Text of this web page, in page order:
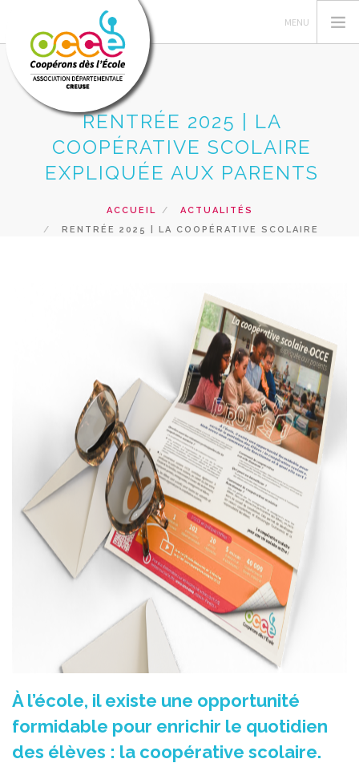
L'OCCE
GÉRER SA COOPÉRATIVE
RENTRÉE 2025 | LA
COOPÉRATIVE SCOLAIRE
EXPLIQUÉE AUX PARENTS
ACCUEIL
ACTUALITÉS
RENTRÉE 2025 | LA COOPÉRATIVE SCOLAIRE
À l’école, il existe une opportunité
formidable pour enrichir le quotidien
des élèves : la coopérative scolaire.